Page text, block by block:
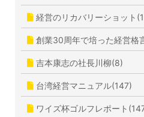
経営のリカバリーショット
創業30周年で培った経営
吉本康志の社長川柳(8)
台湾経営マニュアル(147)
ワイズ杯ゴルフレポート